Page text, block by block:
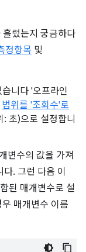
렀는지 궁금하다
정항목 및
니다 '오프라인
범위를 '조회수'로
초)으로 설정합니
변수의 값을 가져
. 그런 다음 이
된 매개변수로 설
매개변수 이름